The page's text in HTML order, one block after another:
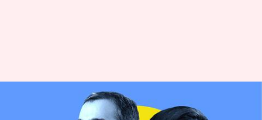
పీఎంఓ హీరానందని సంతకం
చేయమని బలవంతం చేసింది: